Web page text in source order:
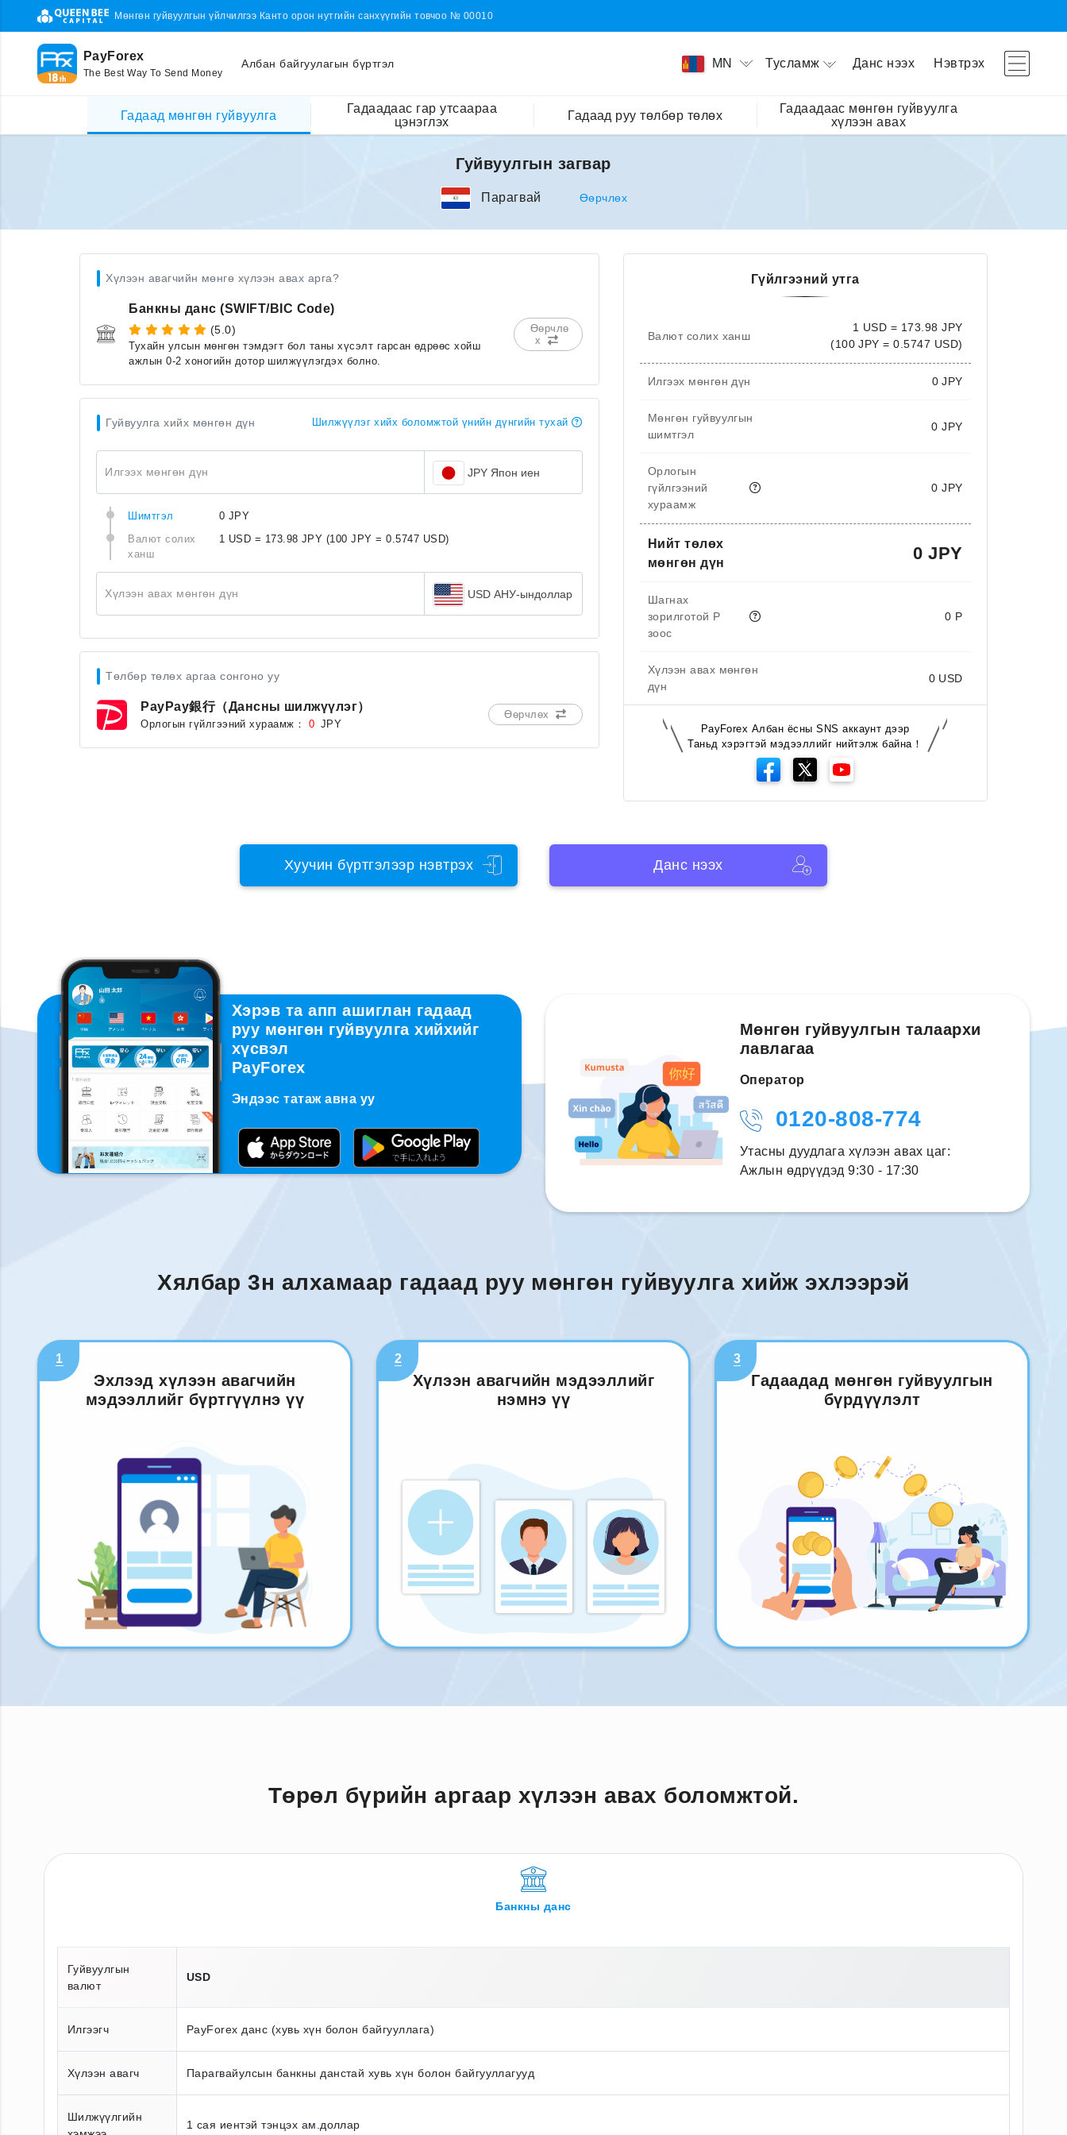
Мөнгөн гуйвуулгын үйлчилгээ Канто орон нутгийн санхүүгийн товчоо № 00010
PayForex
The Best Way To Send Money
Албан байгуулагын бүртгэл MN Тусламж Данс нээх Нэвтрэх
Гадаад мөнгөн гуйвуулга
Гадаадаас гар утсаараа
цэнэглэх
Гадаад руу төлбөр төлөх
Гадаадаас мөнгөн гуйвуулга
хүлээн авах
Гуйвуулгын загвар
Парагвай Өөрчлөх
Хүлээн авагчийн мөнгө хүлээн авах арга?
Банкны данс (SWIFT/BIC Code)
(5.0)
Тухайн улсын мөнгөн тэмдэгт бол таны хүсэлт гарсан өдрөөс хойш
ажлын 0-2 хоногийн дотор шилжүүлэгдэх болно.
Өөрчлө
х
Гуйвуулга хийх мөнгөн дүн Шилжүүлэг хийх боломжтой үнийн дүнгийн тухай
Илгээх мөнгөн дүн JPY Япон иен
Шимтгэл
0 JPY
Валют солих
ханш
1 USD = 173.98 JPY (100 JPY = 0.5747 USD)
Хүлээн авах мөнгөн дүн USD АНУ-ындоллар
Төлбөр төлөх аргаа сонгоно уу
PayPay銀行（Дансны шилжүүлэг）
Орлогын гүйлгээний хураамж： 0 JPY
Өөрчлөх
Гүйлгээний утга
Валют солих ханш
1 USD = 173.98 JPY
(100 JPY = 0.5747 USD)
Илгээх мөнгөн дүн 0 JPY
Мөнгөн гуйвуулгын
шимтгэл
0 JPY
Орлогын
гүйлгээний
хураамж
0 JPY
Нийт төлөх
мөнгөн дүн
0 JPY
Шагнах
зорилготой P
зоос
0 P
Хүлээн авах мөнгөн
дүн
0 USD
PayForex Албан ёсны SNS аккаунт дээр
Таньд хэрэгтэй мэдээллийг нийтэлж байна！
Хуучин бүртгэлээр нэвтрэх Данс нээх
Хэрэв та апп ашиглан гадаад
руу мөнгөн гуйвуулга хийхийг
хүсвэл
PayForex
Эндээс татаж авна уу
Мөнгөн гуйвуулгын талаархи
лавлагаа
Оператор
0120-808-774
Утасны дуудлага хүлээн авах цаг:
Ажлын өдрүүдэд 9:30 - 17:30
Хялбар 3н алхамаар гадаад руу мөнгөн гуйвуулга хийж эхлээрэй
1
Эхлээд хүлээн авагчийн
мэдээллийг бүртгүүлнэ үү
2
Хүлээн авагчийн мэдээллийг
нэмнэ үү
3
Гадаадад мөнгөн гуйвуулгын
бүрдүүлэлт
Төрөл бүрийн аргаар хүлээн авах боломжтой.
Банкны данс
Гуйвуулгын
валют
USD
Илгээгч PayForex данс (хувь хүн болон байгууллага)
Хүлээн авагч Парагвайулсын банкны данстай хувь хүн болон байгууллагууд
Шилжүүлгийн
1 сая иентэй тэнцэх ам.доллар